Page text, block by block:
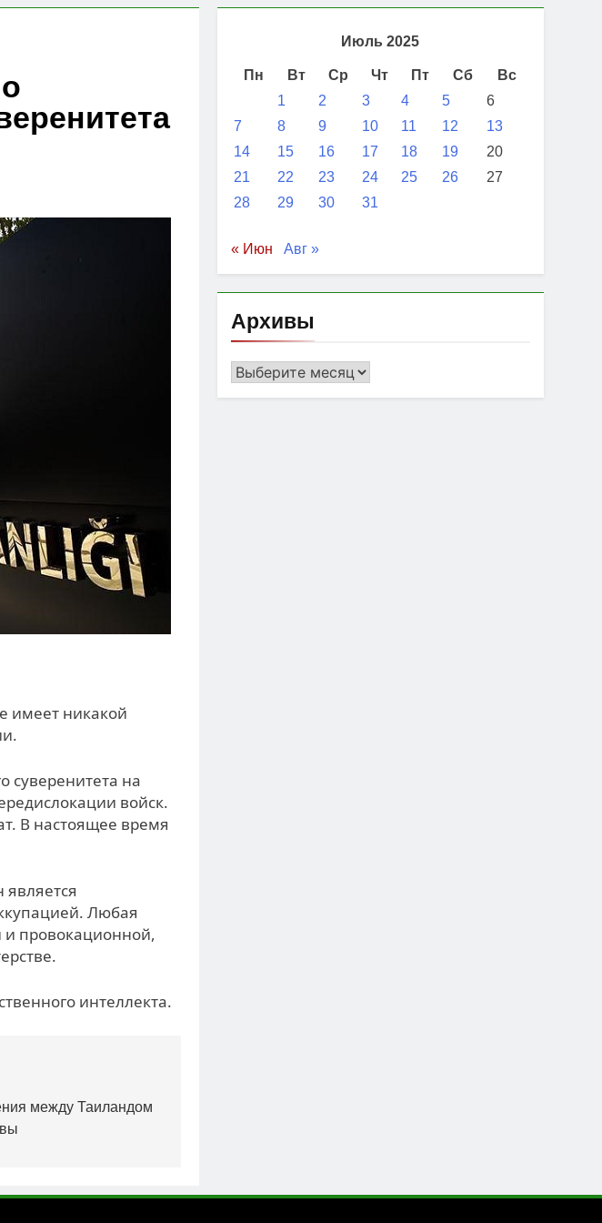
имеет никакой
суверенитета на
войск.
В настоящее время
Любая
и провокационной,
интеллекта.
между Таиландом
Июль 2025
Пн Вт Ср Чт Пт Сб
Вс
1
2 3 4 5
6
7
8 9 10 11 12
13
14
15 16 17 18 19
20
21
22 23 24 25 26
27
28
29 30 31
« Июн Авг »
Архивы
Архивы